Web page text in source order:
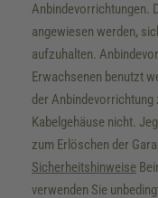
Anbindevorrichtungen.
angewiesen werden,
aufzuhalten.
Erwachsenen benutzt
der
Kabelgehäuse nicht.
zum Erlöschen der
Sicherheitshinweise
verwenden Sie